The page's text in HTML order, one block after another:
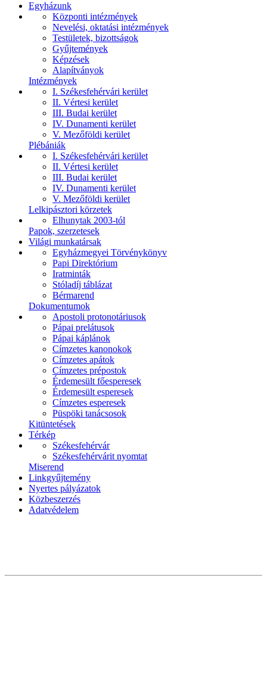
Egyházunk
Központi intézmények
Nevelési, oktatási intézmények
Testületek, bizottságok
Gyűjtemények
Képzések
Alapítványok
Intézmények
I. Székesfehérvári kerület
II. Vértesi kerület
III. Budai kerület
IV. Dunamenti kerület
V. Mezőföldi kerület
Plébániák
I. Székesfehérvári kerület
II. Vértesi kerület
III. Budai kerület
IV. Dunamenti kerület
V. Mezőföldi kerület
Lelkipásztori körzetek
Elhunytak 2003-tól
Papok, szerzetesek
Világi munkatársak
Egyházmegyei Törvénykönyv
Papi Direktórium
Iratminták
Stóladíj táblázat
Bérmarend
Dokumentumok
Apostoli protonotáriusok
Pápai prelátusok
Pápai káplánok
Címzetes kanonokok
Címzetes apátok
Címzetes prépostok
Érdemesült főesperesek
Érdemesült esperesek
Címzetes esperesek
Püspöki tanácsosok
Kitüntetések
Térkép
Székesfehérvár
Székesfehérvárit nyomtat
Miserend
Linkgyűjtemény
Nyertes pályázatok
Közbeszerzés
Adatvédelem